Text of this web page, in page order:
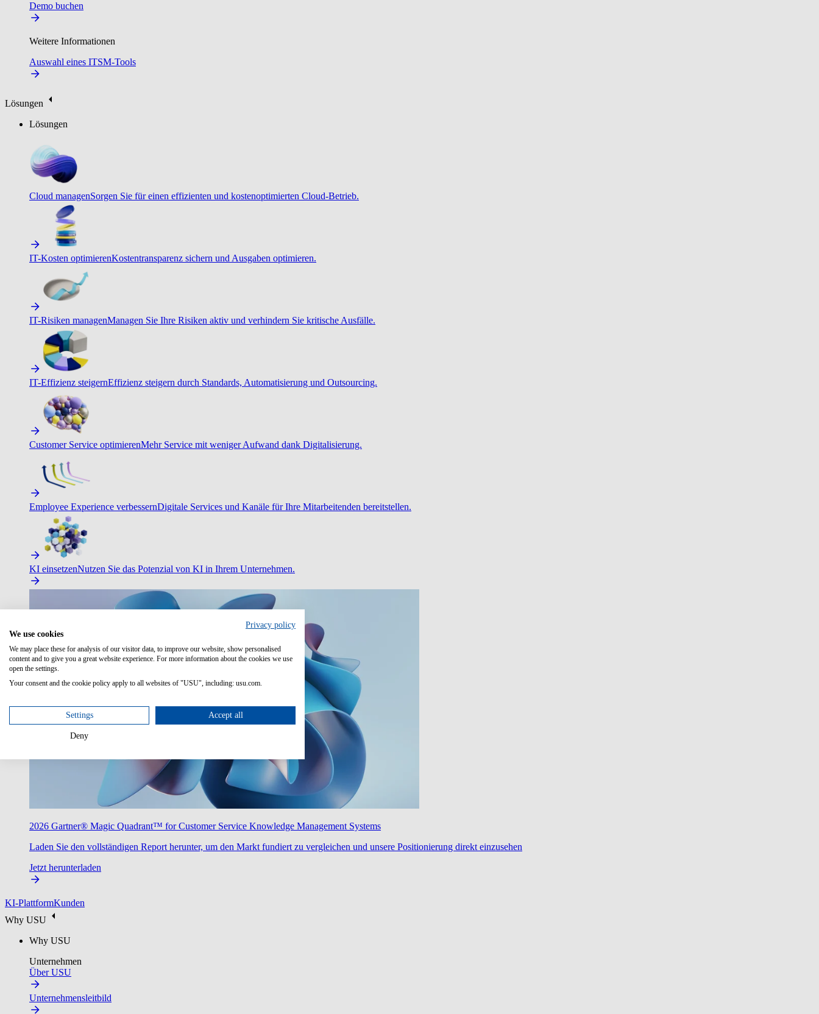
Demo buchen
Weitere Informationen
Auswahl eines ITSM-Tools
Lösungen
Lösungen
Cloud managenSorgen Sie für einen effizienten und kostenoptimierten Cloud-Betrieb.
IT-Kosten optimierenKostentransparenz sichern und Ausgaben optimieren.
IT-Risiken managenManagen Sie Ihre Risiken aktiv und verhindern Sie kritische Ausfälle.
IT-Effizienz steigernEffizienz steigern durch Standards, Automatisierung und Outsourcing.
Customer Service optimierenMehr Service mit weniger Aufwand dank Digitalisierung.
Employee Experience verbessernDigitale Services und Kanäle für Ihre Mitarbeitenden bereitstellen.
KI einsetzenNutzen Sie das Potenzial von KI in Ihrem Unternehmen.
2026 Gartner® Magic Quadrant™ for Customer Service Knowledge Management Systems
Laden Sie den vollständigen Report herunter, um den Markt fundiert zu vergleichen und unsere Positionierung direkt einzusehen
Jetzt herunterladen
KI-PlattformKunden
Why USU
Why USU
Unternehmen
Über USU
Unternehmensleitbild
Privacy policy
We use cookies
We may place these for analysis of our visitor data, to improve our website, show personalised
content and to give you a great website experience. For more information about the cookies we use
open the settings.
Your consent and the cookie policy apply to all websites of "USU", including: usu.com.
Settings Accept all
Deny